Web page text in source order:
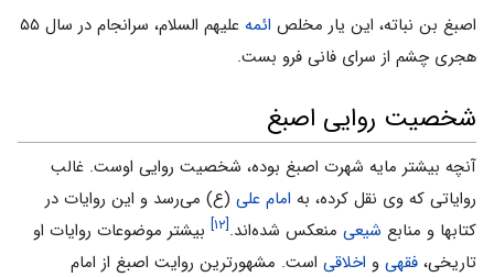
اصبغ بن نباته، این یار مخلص ائمه
علیهم السلام، سرانجام در سال ۵۵
هجری چشم از سرای فانی فرو بست.
شخصیت روایی اصبغ
آنچه‌ بیشتر مایه شهرت‌ اصبغ‌ بوده‌، شخصیت‌ روایى‌ اوست‌. غالب‌
روایاتى‌ که‌ وی‌ نقل‌ کرده‌، به‌ امام‌ على‌ (ع‌) مى‌رسد و این‌ روایات‌ در
کتابها و منابع‌ شیعى‌ منعکس‌ شده‌اند.[۱۲]
بیشتر موضوعات‌ روایات‌ او
تاریخى‌، فقهى‌ و اخلاقى‌ است‌. مشهورترین‌ روایت‌ اصبغ‌ از امام‌